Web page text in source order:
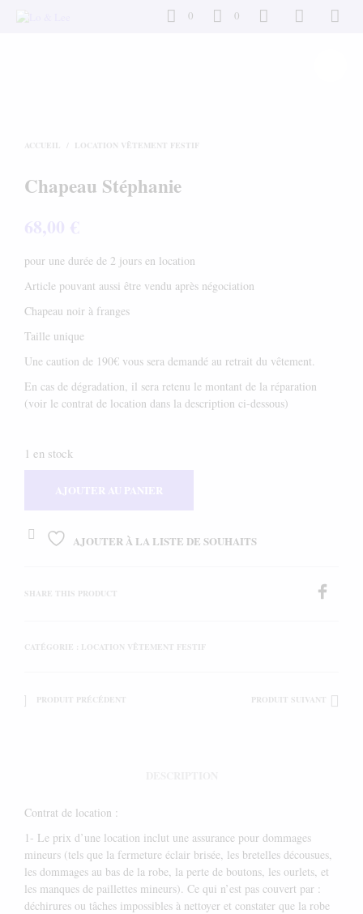
0 0
ACCUEIL LOCATION VÊTEMENT FESTIF
Chapeau Stéphanie
68,00 €
pour une durée de 2 jours en location
Article pouvant aussi être vendu après négociation
Chapeau noir à franges
Taille unique
Une caution de 190€ vous sera demandé au retrait du vêtement.
En cas de dégradation, il sera retenu le montant de la réparation
(voir le contrat de location dans la description ci-dessous)
1 en stock
AJOUTER AU PANIER
AJOUTER À LA LISTE DE SOUHAITS
SHARE THIS PRODUCT
CATÉGORIE : LOCATION VÊTEMENT FESTIF
PRODUIT PRÉCÉDENT PRODUIT SUIVANT
Contrat de location :
1- Le prix d’une location inclut une assurance pour dommages
mineurs (tels que la fermeture éclair brisée, les bretelles décousues,
les dommages au bas de la robe, la perte de boutons, les ourlets, et
les manques de paillettes mineurs). Ce qui n’est pas couvert par :
déchirures ou tâches impossibles à nettoyer et constater que la robe